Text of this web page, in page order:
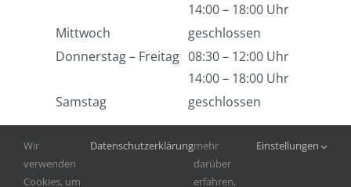
14:00 – 18:00 Uhr
Mittwoch
geschlossen
Donnerstag – Freitag 08:30 – 12:00 Uhr
14:00 – 18:00 Uhr
Samstag
geschlossen
Wir
verwenden
Cookies, um
Datenschutzerklärungmehr
darüber
erfahren,
Einstellungen